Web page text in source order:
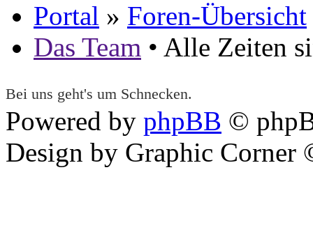
Portal » Foren-Übersicht
Das Team • Alle Zeiten
Bei uns geht's um Schnecken.
Powered by phpBB ©
Design by Graphic Corner